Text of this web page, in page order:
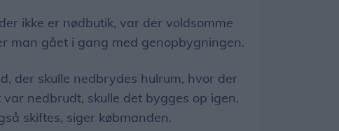
ikke er nødbutik, var der voldsomme
man gået i gang med genopbygningen.
der skulle nedbrydes hulrum, hvor der
nedbrudt, skulle det bygges op igen.
skiftes, siger købmanden.